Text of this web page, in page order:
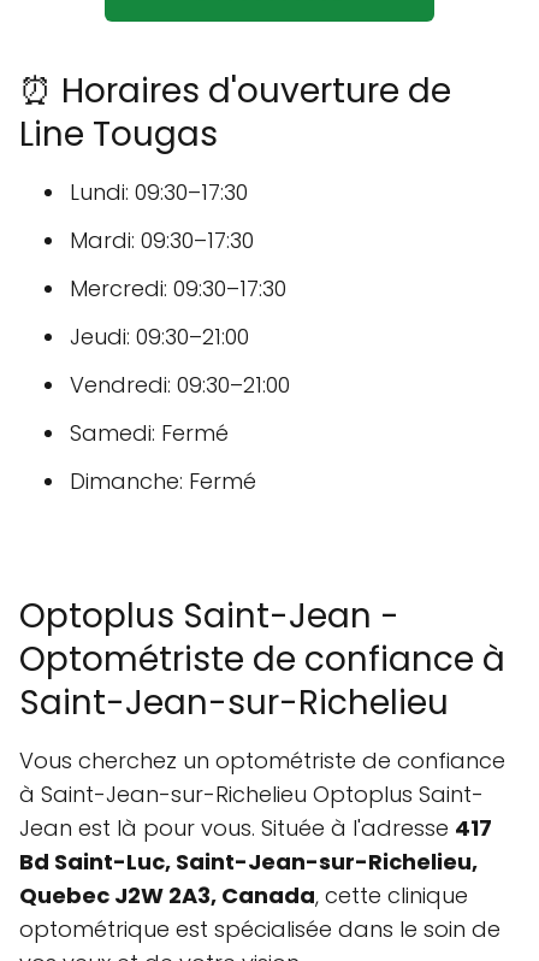
⏰ Horaires d'ouverture de
Line Tougas
Lundi: 09:30–17:30
Mardi: 09:30–17:30
Mercredi: 09:30–17:30
Jeudi: 09:30–21:00
Vendredi: 09:30–21:00
Samedi: Fermé
Dimanche: Fermé
Optoplus Saint-Jean -
Optométriste de confiance à
Saint-Jean-sur-Richelieu
Vous cherchez un optométriste de confiance
à Saint-Jean-sur-Richelieu Optoplus Saint-
Jean est là pour vous. Située à l'adresse 417
Bd Saint-Luc, Saint-Jean-sur-Richelieu,
Quebec J2W 2A3, Canada, cette clinique
optométrique est spécialisée dans le soin de